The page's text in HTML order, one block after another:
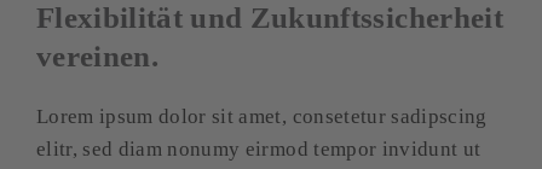
Flexibilität und Zukunftssicherheit
vereinen.
Lorem ipsum dolor sit amet, consetetur sadipscing
elitr, sed diam nonumy eirmod tempor invidunt ut